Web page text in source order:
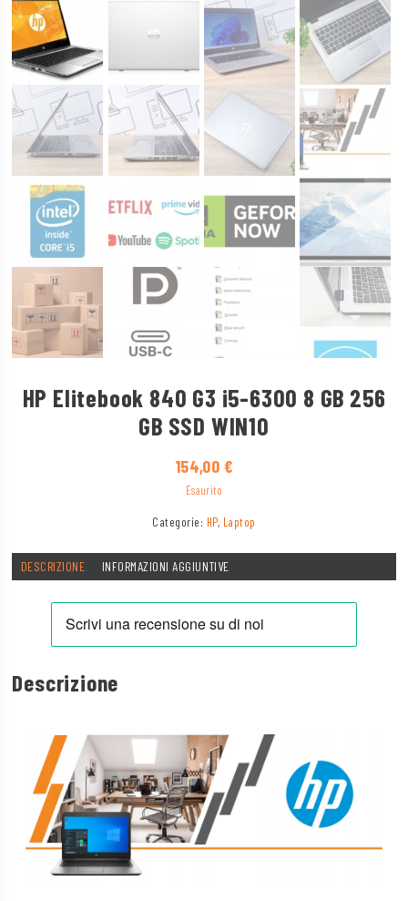
HP Elitebook 840 G3 i5-6300 8 GB 256
GB SSD WIN10
154,00 €
Esaurito
Categorie: HP, Laptop
DESCRIZIONE INFORMAZIONI AGGIUNTIVE
Descrizione